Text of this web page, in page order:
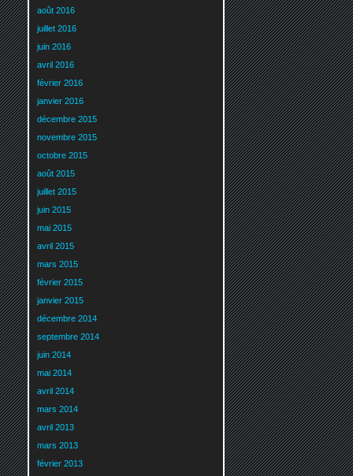
août 2016
juillet 2016
juin 2016
avril 2016
février 2016
janvier 2016
décembre 2015
novembre 2015
octobre 2015
août 2015
juillet 2015
juin 2015
mai 2015
avril 2015
mars 2015
février 2015
janvier 2015
décembre 2014
septembre 2014
juin 2014
mai 2014
avril 2014
mars 2014
avril 2013
mars 2013
février 2013